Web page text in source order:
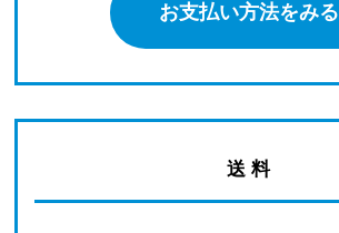
お支払い方法をみる
送 料